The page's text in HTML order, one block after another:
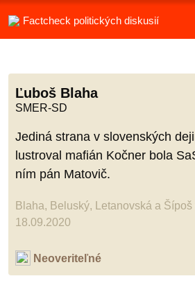
Factcheck politických diskusií
Ľuboš Blaha
SMER-SD
Jediná strana v slovenských
lustroval mafián Kočner bola
ním pán Matovič.
Blaha, Beluský, Letanovská a
18.09.2020
Neoveriteľné